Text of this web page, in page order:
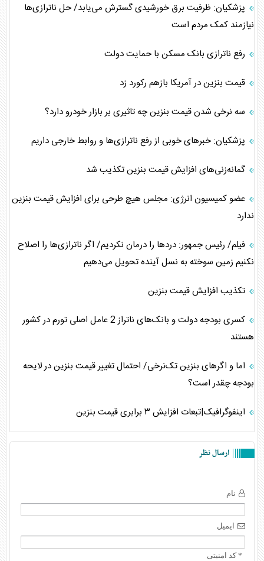
پزشکیان: ظرفیت برق خورشیدی گسترش می‌یابد/ حل ناترازی‌ها
نیازمند کمک مردم است
رفع ناترازی بانک مسکن با حمایت دولت
قیمت بنزین در آمریکا بازهم رکورد زد
سه نرخی شدن قیمت بنزین چه تاثیری بر بازار خودرو دارد؟
پزشکیان: خبرهای خوبی از رفع ناترازی‌ها و روابط خارجی داریم
گمانه‌زنی‌های افزایش قیمت بنزین تکذیب شد
عضو کمیسیون انرژی: مجلس هیچ طرحی برای افزایش قیمت بنزین
ندارد
فیلم/ رئیس جمهور: درد‌ها را درمان نکردیم/ اگر ناترازی‌ها را اصلاح
نکنیم زمین سوخته به نسل آینده تحویل می‌دهیم
تکذیب افزایش قیمت بنزین
کسری بودجه دولت و بانک‌های ناتراز 2 عامل اصلی تورم در کشور
هستند
اما و اگرهای بنزین تک‌نرخی/ احتمال تغییر قیمت بنزین در لایحه
بودجه چقدر است؟
اینفوگرافیک|تبعات افزایش ۳ برابری قیمت بنزین
ارسال نظر
نام
ایمیل
* کد امنیتی